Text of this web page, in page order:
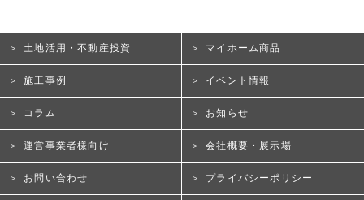
土地活用・不動産投資 マイホーム商品
施工事例 イベント情報
コラム お知らせ
運営事業者様向け 会社概要・展示場
お問い合わせ プライバシーポリシー